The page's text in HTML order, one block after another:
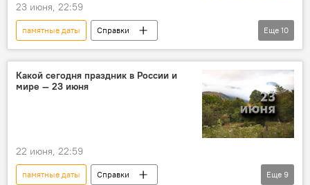
История
23 июня, 22:59
памятные даты
Справки
Этот день в истории
Какой сегодня праздник
религиозные праздники
персоны
Исторические личности
Еще 10
Какой сегодня праздник в России и
мире — 23 июня
22 июня, 22:59
памятные даты
Справки
Еще 9